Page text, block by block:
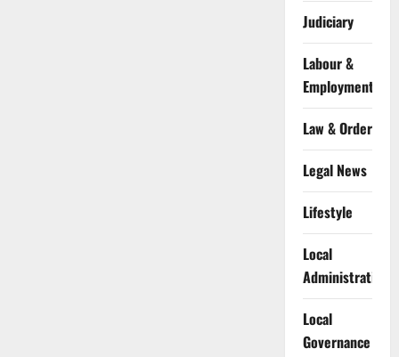
Judiciary
Labour &
Employment
Law & Order
Legal News
Lifestyle
Local
Administration
Local
Governance